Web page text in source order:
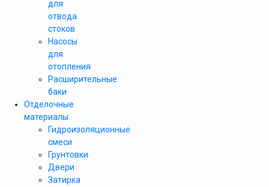
для
отвода
стоков
Насосы
для
отопления
Расширительные
баки
Отделочные
материалы
Гидроизоляционные
смеси
Грунтовки
Двери
Затирка